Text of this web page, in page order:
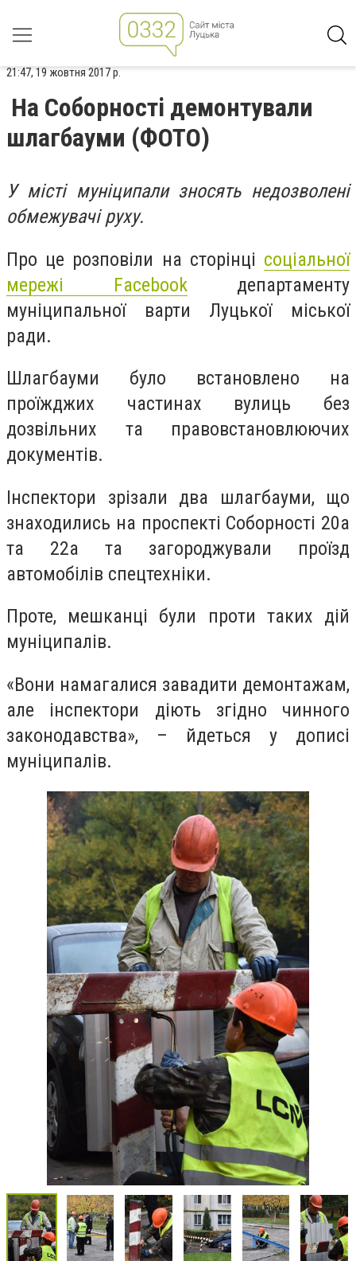
21:47, 19 жовтня 2017 р.
На Соборності демонтували
шлагбауми (ФОТО)
У місті муніципали зносять недозволені
обмежувачі руху.
Про це розповіли на сторінці соціальної
мережі Facebookдепартаменту
муніципальної варти Луцької міської
ради.
Шлагбауми було встановлено на
проїжджих частинах вулиць без
дозвільних та правовстановлюючих
документів.
Інспектори зрізали два шлагбауми, що
знаходились на проспекті Соборності 20а
та 22а та загороджували проїзд
автомобілів спецтехніки.
Проте, мешканці були проти таких дій
муніципалів.
«Вони намагалися завадити демонтажам,
але інспектори діють згідно чинного
законодавства», – йдеться у дописі
муніципалів.